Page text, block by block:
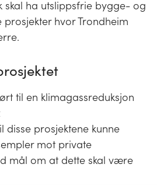
skal ha utslippsfrie bygge- og
hvor Trondheim
til en klimagassreduksjon
disse prosjektene kunne
mot private
mål om at dette skal være